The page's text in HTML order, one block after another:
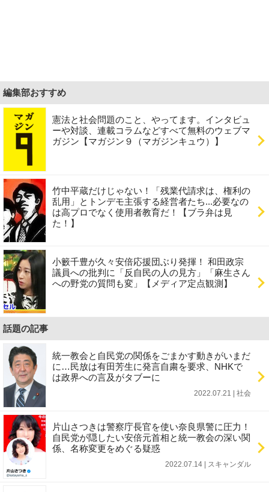
編集部おすすめ
憲法と社会問題のこと、やってます。インタビュ
ーや対談、連載コラムなどすべて無料のウェブマ
ガジン【マガジン９（マガジンキュウ）】
竹中平蔵だけじゃない！「残業代請求は、権利の
乱用」とトンデモ主張する経営者たち...必要なの
は高プロでなく使用者教育だ！【ブラ弁は見
た！】
小籔千豊が久々安倍応援団ぶり発揮！ 和田政宗
議員への批判に「反自民の人の見方」「麻生さん
への野党の質問も変」【メディア定点観測】
話題の記事
統一教会と自民党の関係をごまかす動きがいまだ
に…民放は有田芳生に発言自粛を要求、NHKで
は政界への言及がタブーに
2022.07.21 | 社会
片山さつきは警察庁長官を使い奈良県警に圧力！
自民党が隠したい安倍元首相と統一教会の深い関
係、名称変更をめぐる疑惑
2022.07.14 | スキャンダル